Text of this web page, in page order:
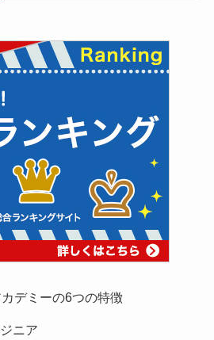
デミーの6つの特徴
ニア